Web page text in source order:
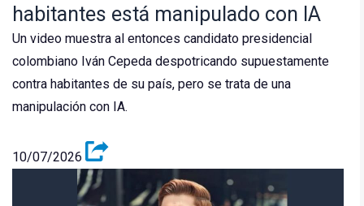
habitantes está manipulado con IA
Un video muestra al entonces candidato presidencial
colombiano Iván Cepeda despotricando supuestamente
contra habitantes de su país, pero se trata de una
manipulación con IA.
10/07/2026